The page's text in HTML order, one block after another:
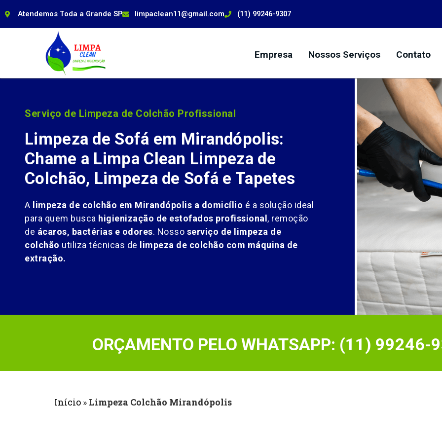
Atendemos Toda a Grande SP limpaclean11@gmail.com (11) 99246-9307
Empresa Nossos Serviços Contato
Serviço de Limpeza de Colchão Profissional
Limpeza de Sofá em Mirandópolis:
Chame a Limpa Clean Limpeza de
Colchão, Limpeza de Sofá e Tapetes
A limpeza de colchão em Mirandópolis a domicílio é a solução ideal
para quem busca higienização de estofados profissional, remoção
de ácaros, bactérias e odores. Nosso serviço de limpeza de
colchão utiliza técnicas de limpeza de colchão com máquina de
extração.
ORÇAMENTO PELO WHATSAPP: (11) 99246-
Início » Limpeza Colchão Mirandópolis